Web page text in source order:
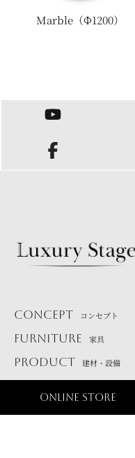
ONLINE STORE
カテゴリーで選ぶ
サウナ・バレルサウナ
ガーデンファニチャー
Marble（Φ1200）
CONCEPT コンセプト
FURNITURE 家具
PRODUCT 建材・設備